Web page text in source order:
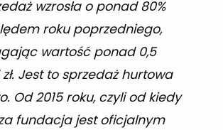
wzrosła o ponad 80%
roku poprzedniego,
wartość ponad 0,5
Jest to sprzedaż hurtowa
Od 2015 roku, czyli od kiedy
fundacja jest oficjalnym